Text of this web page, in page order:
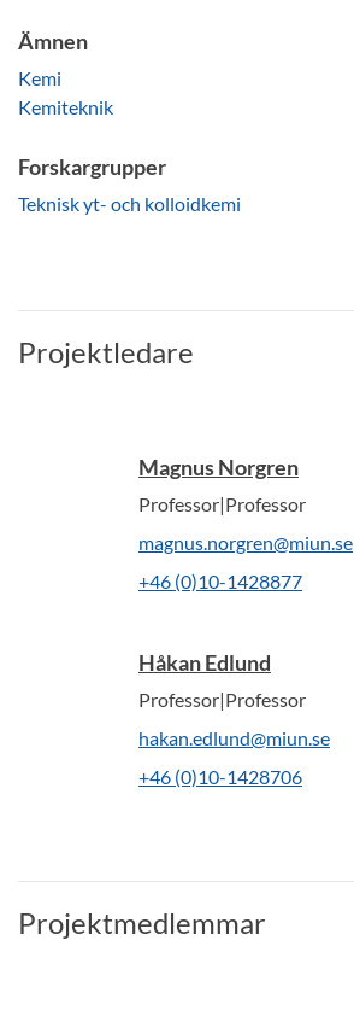
Ämnen
Kemi
Kemiteknik
Forskargrupper
Teknisk yt- och kolloidkemi
Projektledare
Magnus Norgren
Professor|Professor
magnus.norgren@miun.se
+46 (0)10-1428877
Håkan Edlund
Professor|Professor
hakan.edlund@miun.se
+46 (0)10-1428706
Projektmedlemmar